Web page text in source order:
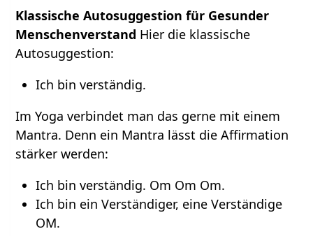
Klassische Autosuggestion für Gesunder
Menschenverstand Hier die klassische
Autosuggestion:
Ich bin verständig.
Im Yoga verbindet man das gerne mit einem
Mantra. Denn ein Mantra lässt die Affirmation
stärker werden:
Ich bin verständig. Om Om Om.
Ich bin ein Verständiger, eine Verständige
OM.